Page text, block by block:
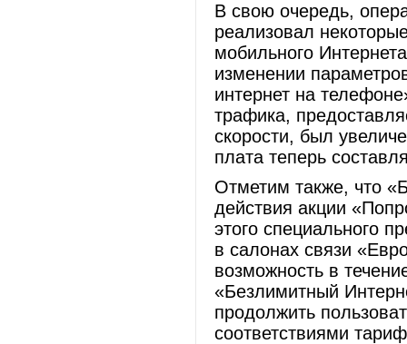
В свою очередь,
реализовал
мобильного
изменении
интернет на
трафика,
скорости, был
плата теперь
Отметим также, что
действия акции
этого специального
в салонах связи
возможность в
«Безлимитный
продолжить
соответствиями